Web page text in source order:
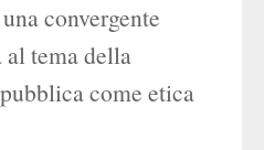
convergente
al tema della
come etica